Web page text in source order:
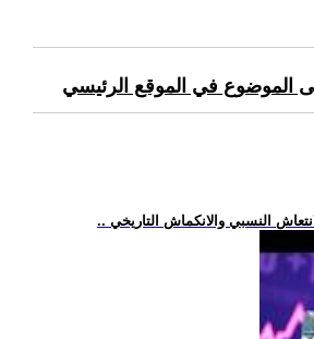
الموضوع في الموقع الرئيسي
النسبي والانكماش التاريخي